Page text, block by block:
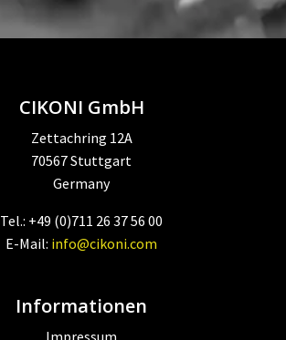
CIKONI GmbH
Zettachring 12A
70567 Stuttgart
Germany
Tel.: +49 (0)711 26 37 56 00
E-Mail: info@cikoni.com
Informationen
Impressum